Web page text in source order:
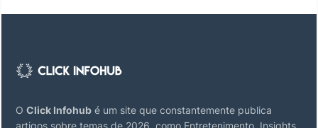
O Click Infohub é um site que constantemente publica
artigos sobre temas de 2026, como Entretenimento, Insights